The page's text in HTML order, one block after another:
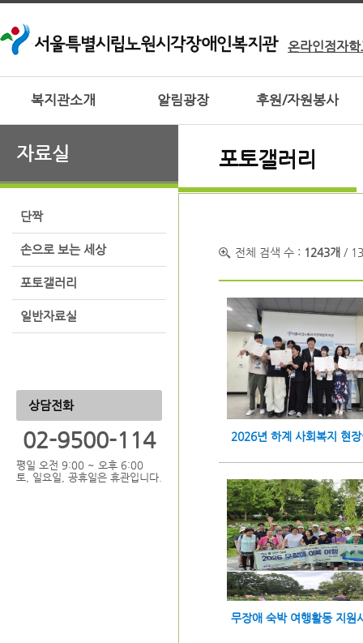
온라인점자
복지관소개 알림광장 후원/자원봉사
자료실
단짝
손으로 보는 세상
포토갤러리
일반자료실
상담전화
02-9500-114
평일 오전 9:00 ~ 오후 6:00
토, 일요일, 공휴일은 휴관입니다.
포토갤러리
전체 검색 수 : 1243개 /
2026년 하계 사회복지 현
무장애 숙박 여행활동 지원